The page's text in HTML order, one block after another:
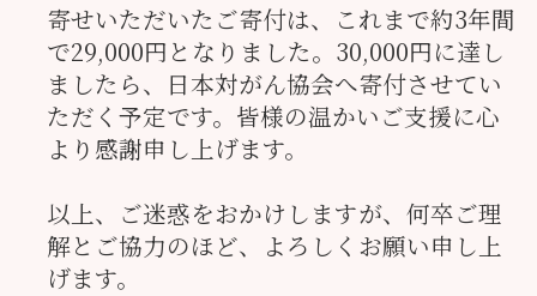
寄せいただいたご寄付は、これまで約3年間
で29,000円となりました。30,000円に達し
ましたら、日本対がん協会へ寄付させてい
ただく予定です。皆様の温かいご支援に心
より感謝申し上げます。
以上、ご迷惑をおかけしますが、何卒ご理
解とご協力のほど、よろしくお願い申し上
げます。